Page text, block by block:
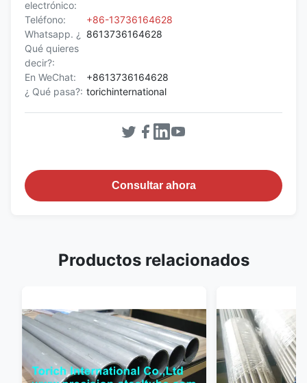
electrónico:
Teléfono:
+86-13736164628
Whatsapp. ¿
Qué quieres
decir?:
8613736164628
En WeChat:
+8613736164628
¿ Qué pasa?: torichinternational
Consultar ahora
Productos relacionados